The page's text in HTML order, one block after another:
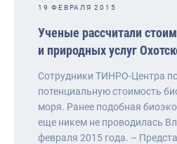
19 ФЕВРАЛЯ 2015
Ученые рассчитали
и природных услуг
Сотрудники ТИНРО-Центра
потенциальную стоимость
моря. Ранее подобная
еще никем не проводилась
февраля 2015 года. –